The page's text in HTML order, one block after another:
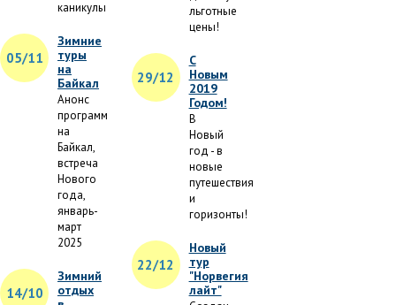
каникулы
05/11
Зимние
туры
на
Байкал
Анонс
программ
на
Байкал,
встреча
Нового
года,
январь-
март
2025
14/10
Зимний
отдых
льготные
цены!
29/12
С
Новым
2019
Годом!
В
Новый
год - в
новые
путешествия
и
горизонты!
22/12
Новый
тур
"Норвегия
лайт"